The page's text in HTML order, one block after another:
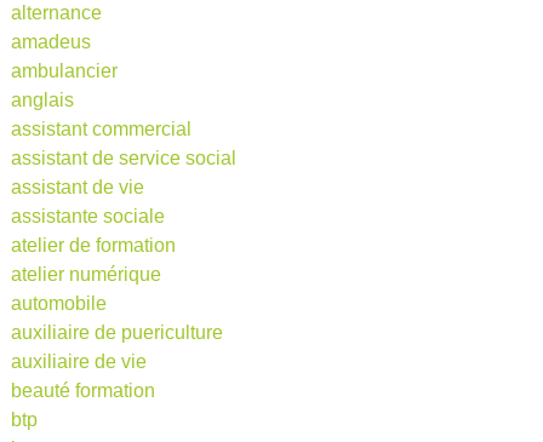
alternance
amadeus
ambulancier
anglais
assistant commercial
assistant de service social
assistant de vie
assistante sociale
atelier de formation
atelier numérique
automobile
auxiliaire de puericulture
auxiliaire de vie
beauté formation
btp